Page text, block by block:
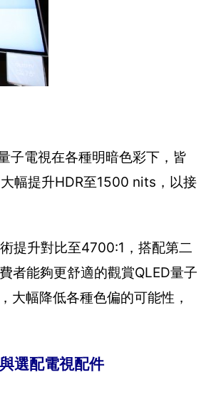
子電視在各種明暗色彩下，皆
幅提升HDR至1500 nits，以接
提升對比至4700:1，搭配第二
者能夠更舒適的觀賞QLED量子
大幅降低各種色偏的可能性，
選配電視配件